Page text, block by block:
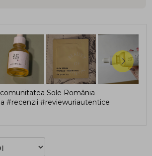
Sole România
#recenzii #reviewuriautentice